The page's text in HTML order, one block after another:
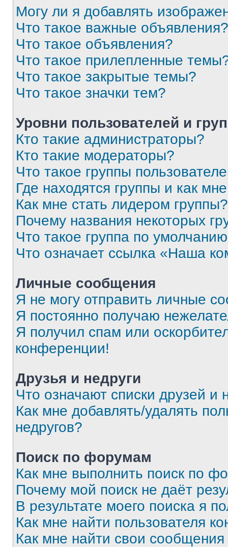
Могу ли я добавлять
Что такое важные объявления?
Что такое объявления?
Что такое прилепленные
Что такое закрытые темы?
Что такое значки тем?
Уровни пользователей и
Кто такие администраторы?
Кто такие модераторы?
Что такое группы
Где находятся группы и как
Как мне стать лидером группы?
Почему названия некоторых
Что такое группа по
Что означает ссылка «Наша
Личные сообщения
Я не могу отправить личные
Я постоянно получаю
Я получил спам или
конференции!
Друзья и недруги
Что означают списки друзей и
Как мне добавлять/удалять
недругов?
Поиск по форумам
Как мне выполнить поиск по
Почему мой поиск не даёт
В результате моего поиска я
Как мне найти пользователя
Как мне найти свои